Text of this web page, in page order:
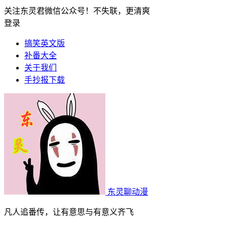
关注东灵君微信公众号！不失联，更清爽
登录
搞笑英文版
补番大全
关于我们
手抄报下载
东灵聊动漫
凡人追番传，让有意思与有意义齐飞